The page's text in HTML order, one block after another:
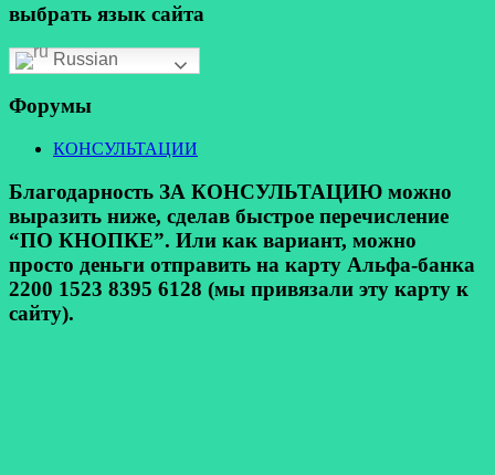
выбрать язык сайта
Russian
Форумы
КОНСУЛЬТАЦИИ
Благодарность ЗА КОНСУЛЬТАЦИЮ можно
выразить ниже, сделав быстрое перечисление
“ПО КНОПКЕ”. Или как вариант, можно
просто деньги отправить на карту Альфа-банка
2200 1523 8395 6128 (мы привязали эту карту к
сайту).